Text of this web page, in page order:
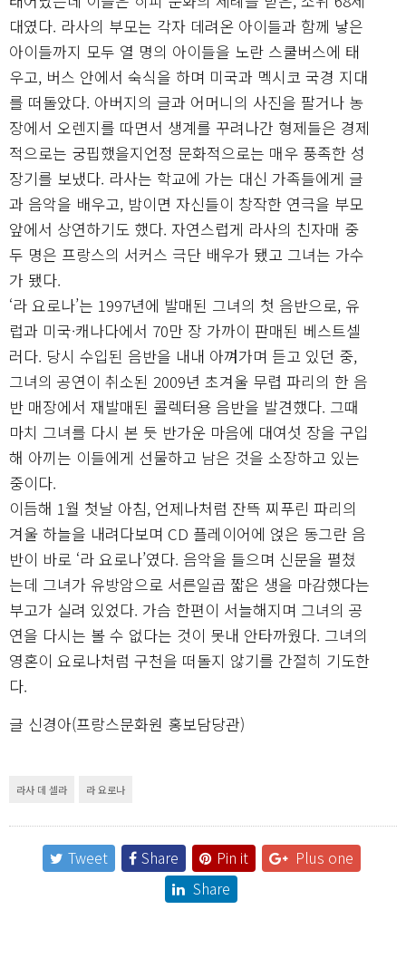
대였다. 라사의 부모는 각자 데려온 아이들과 함께 낳은
아이들까지 모두 열 명의 아이들을 노란 스쿨버스에 태
우고, 버스 안에서 숙식을 하며 미국과 멕시코 국경 지대
를 떠돌았다. 아버지의 글과 어머니의 사진을 팔거나 농
장에서 오렌지를 따면서 생계를 꾸려나간 형제들은 경제
적으로는 궁핍했을지언정 문화적으로는 매우 풍족한 성
장기를 보냈다. 라사는 학교에 가는 대신 가족들에게 글
과 음악을 배우고, 밤이면 자신들이 창작한 연극을 부모
앞에서 상연하기도 했다. 자연스럽게 라사의 친자매 중
두 명은 프랑스의 서커스 극단 배우가 됐고 그녀는 가수
가 됐다.
‘라 요로나’는 1997년에 발매된 그녀의 첫 음반으로, 유
럽과 미국·캐나다에서 70만 장 가까이 판매된 베스트셀
러다. 당시 수입된 음반을 내내 아껴가며 듣고 있던 중,
그녀의 공연이 취소된 2009년 초겨울 무렵 파리의 한 음
반 매장에서 재발매된 콜렉터용 음반을 발견했다. 그때
마치 그녀를 다시 본 듯 반가운 마음에 대여섯 장을 구입
해 아끼는 이들에게 선물하고 남은 것을 소장하고 있는
중이다.
이듬해 1월 첫날 아침, 언제나처럼 잔뜩 찌푸린 파리의
겨울 하늘을 내려다보며 CD 플레이어에 얹은 동그란 음
반이 바로 ‘라 요로나’였다. 음악을 들으며 신문을 펼쳤
는데 그녀가 유방암으로 서른일곱 짧은 생을 마감했다는
부고가 실려 있었다. 가슴 한편이 서늘해지며 그녀의 공
연을 다시는 볼 수 없다는 것이 못내 안타까웠다. 그녀의
영혼이 요로나처럼 구천을 떠돌지 않기를 간절히 기도한
다.
글 신경아(프랑스문화원 홍보담당관)
라사 데 셀라 라 요로나
Tweet Share Pin it
Plus one
Share